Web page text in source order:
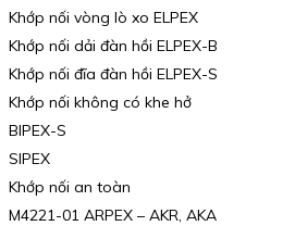
Khớp nối vòng lò xo ELPEX
Khớp nối dải đàn hồi ELPEX-B
Khớp nối đĩa đàn hồi ELPEX-S
Khớp nối không có khe hở
BIPEX-S
SIPEX
Khớp nối an toàn
M4221-01 ARPEX – AKR, AKA